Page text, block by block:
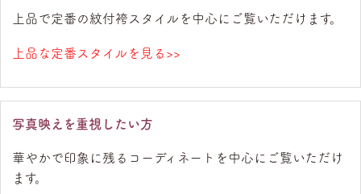
上品で定番の紋付袴スタイルを中心にご覧いただけます。
上品な定番スタイルを見る>>
写真映えを重視したい方
華やかで印象に残るコーディネートを中心にご覧いただけ
ます。